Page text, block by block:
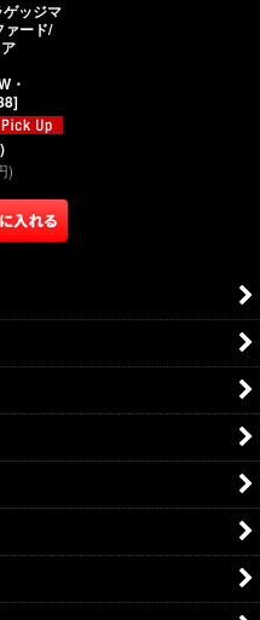
ッジマ
ァード/
・
]
)